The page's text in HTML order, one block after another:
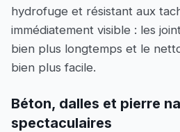
hydrofuge et résistant aux
immédiatement visible : les
bien plus longtemps et le
bien plus facile.
Béton, dalles et pierre
spectaculaires